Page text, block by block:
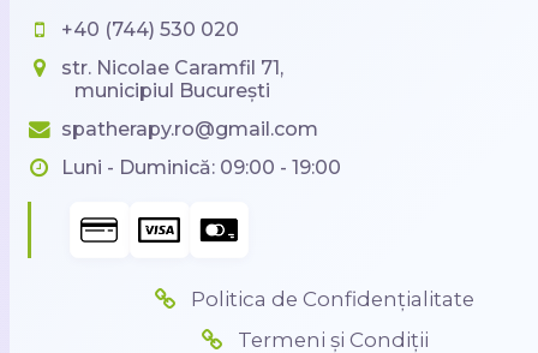
+40 (744) 530 020
str. Nicolae Caramfil 71,
municipiul București
spatherapy.ro@gmail.com
Luni - Duminică: 09:00 - 19:00
Politica de Confidențialitate
Termeni și Condiții